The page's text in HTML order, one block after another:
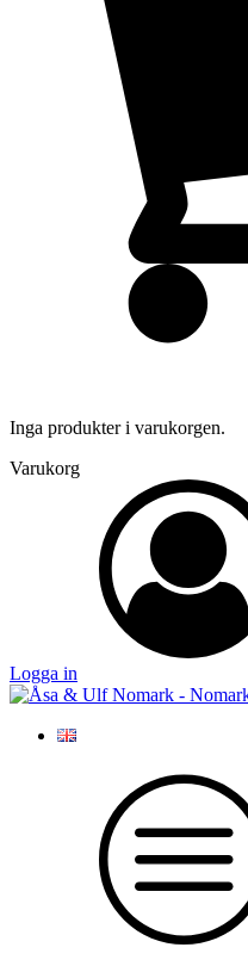
Inga produkter i varukorgen.
Varukorg
Logga in